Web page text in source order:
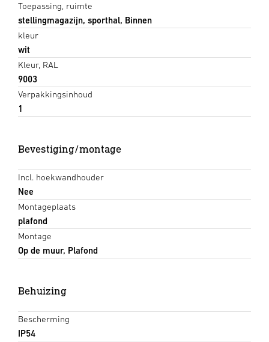
Toepassing, ruimte
stellingmagazijn, sporthal, Binnen
kleur
wit
Kleur, RAL
9003
Verpakkingsinhoud
1
Bevestiging/montage
Incl. hoekwandhouder
Nee
Montageplaats
plafond
Montage
Op de muur, Plafond
Behuizing
Bescherming
IP54